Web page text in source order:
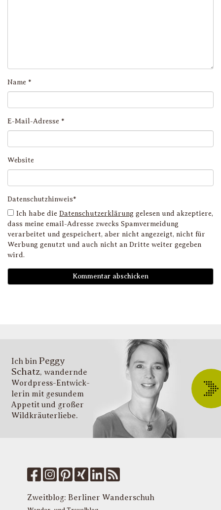
Name *
E-Mail-Adresse *
Website
Datenschutzhinweis*
Ich habe die Datenschutzerklärung gelesen und akzeptiere,
dass meine email-Adresse zwecks Spamvermeidung
verarbeitet und gespeichert, aber nicht angezeigt, nicht für
Werbung genutzt und auch nicht an Dritte weiter gegeben
wird.
Ich bin Peggy
Schatz, wandernde
Wordpress-Entwick­
lerin mit gesundem
Appetit und großer
Wildkräuter­liebe.
Zweitblog: Berliner Wanderschuh